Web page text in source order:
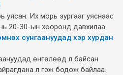
уясан. Их морь зургааг уяснаас
нь 20-30-ын хооронд давхилаа.
сунгаануудад хэр хурдан
өнгөлөөд л байсан
л гэж бодож байлаа.